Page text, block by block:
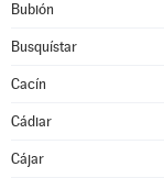
Bubión
Busquístar
Cacín
Cádiar
Cájar